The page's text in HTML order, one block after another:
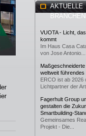
AKTUELLE
VUOTA - Licht,
kommt
Im Haus Casa
von Jose Antonio...
weltweit
ERCO ist ab 2026
Lichtpartner der
Fagerhult Group
gestalten die
Smartbuilding-
Gemeinsames
Projekt - Die...